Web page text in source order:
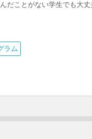
だことがない学生でも大丈
ラム